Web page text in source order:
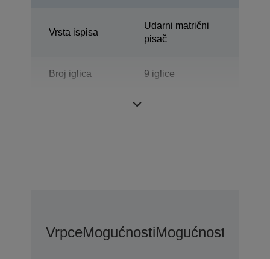
Vrsta ispisa
Udarni matrični
pisač
Broj iglica 9 iglice
VrpceMogućnostiMogućnosti